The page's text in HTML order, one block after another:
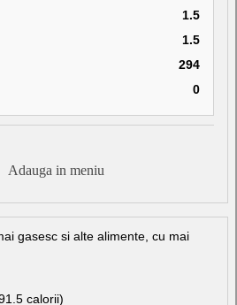
1.5
1.5
294
0
Adauga in meniu
gasesc si alte alimente, cu mai
calorii)